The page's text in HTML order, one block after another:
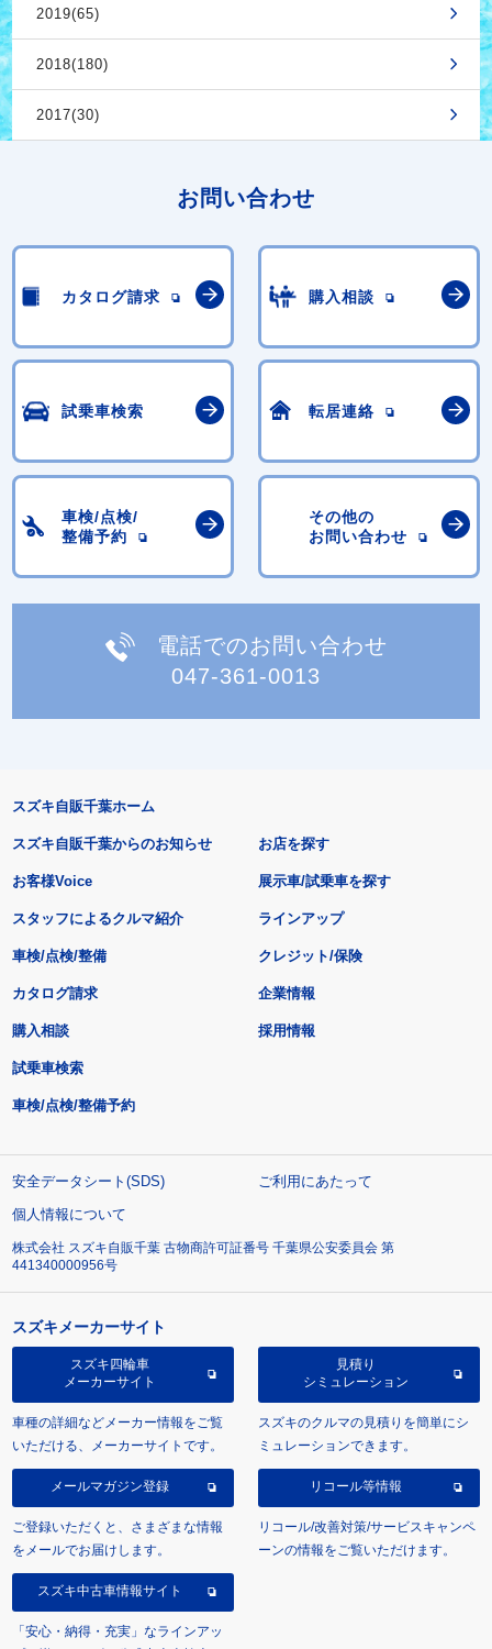
2019(65)
2018(180)
2017(30)
お問い合わせ
カタログ請求 購入相談
試乗車検索 転居連絡
車検/点検/
整備予約
その他の
お問い合わせ
電話でのお問い合わせ
047-361-0013
スズキ自販千葉ホーム
スズキ自販千葉からのお知らせ
お客様Voice
スタッフによるクルマ紹介
お店を探す
展示車/試乗車を探す
ラインアップ
車検/点検/整備 クレジット/保険
カタログ請求
購入相談
試乗車検索
車検/点検/整備予約
企業情報
採用情報
安全データシート(SDS)
ご利用にあたって
個人情報について
株式会社 スズキ自販千葉 古物商許可証番号 千葉県公安委員会 第
441340000956号
スズキメーカーサイト
スズキ四輪車
メーカーサイト
車種の詳細などメーカー情報をご覧
いただける、メーカーサイトです。
見積り
シミュレーション
スズキのクルマの見積りを簡単にシ
ミュレーションできます。
メールマガジン登録
ご登録いただくと、さまざまな情報
をメールでお届けします。
リコール等情報
リコール/改善対策/サービスキャンペ
ーンの情報をご覧いただけます。
スズキ中古車情報サイト
「安心・納得・充実」なラインアッ